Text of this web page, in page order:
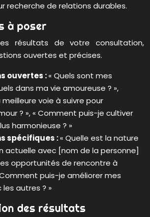
recherche de relations durables.
à poser
résultats de votre consultation,
ouvertes et précises.
ouvertes :« Quels sont mes
dans ma vie amoureuse ? »,
meilleure voie à suivre pour
? », « Comment puis-je cultiver
harmonieuse ? »
spécifiques :« Quelle est la nature
actuelle avec [nom de la personne]
opportunités de rencontre à
Comment puis-je améliorer mes
autres ? »
des résultats